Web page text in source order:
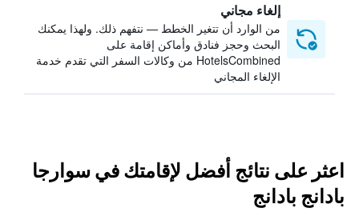
إلغاء مجاني
من الوارد أن تتغير الخطط — نتفهم ذلك. ولهذا يمكنك
البحث وحجز فنادق وأماكن إقامة على
HotelsCombined من وكالات السفر التي تقدم خدمة
الإلغاء المجاني
اعثر على نتائج أفضل لإقامتك في سوارجا
بادانج بادانج